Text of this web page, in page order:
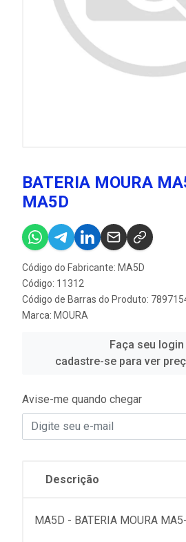
BATERIA MOURA
MA5D
Código do Fabricante: MA5D
Código: 11312
Código de Barras do Produto:
Marca: MOURA
Faça seu login
cadastre-se para ver
Avise-me quando chegar
Descrição
MA5D - BATERIA MOURA